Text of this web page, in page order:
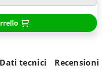
Dati tecnici Recensioni